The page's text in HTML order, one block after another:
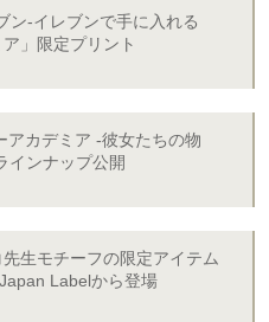
ン‐イレブンで手に入れる
」限定プリント
アカデミア -彼女たちの物
インナップ公開
先生モチーフの限定アイテム
Labelから登場